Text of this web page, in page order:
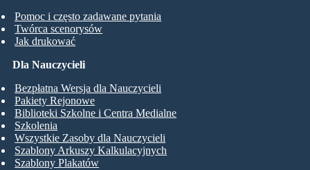
Pomoc i często zadawane pytania
Twórca scenorysów
Jak drukować
Dla Nauczycieli
Bezpłatna Wersja dla Nauczycieli
Pakiety Rejonowe
Biblioteki Szkolne i Centra Medialne
Szkolenia
Wszystkie Zasoby dla Nauczycieli
Szablony Arkuszy Kalkulacyjnych
Szablony Plakatów